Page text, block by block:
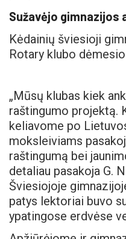
Sužavėjo gimnazijos
Kėdainių šviesioji
Rotary klubo
„Mūsų klubas kiek
raštingumo projektą.
keliavome po
moksleiviams
raštingumą bei
detaliau pasakoja G.
Šviesiojoje
patys lektoriai buvo
ypatingose erdvėse